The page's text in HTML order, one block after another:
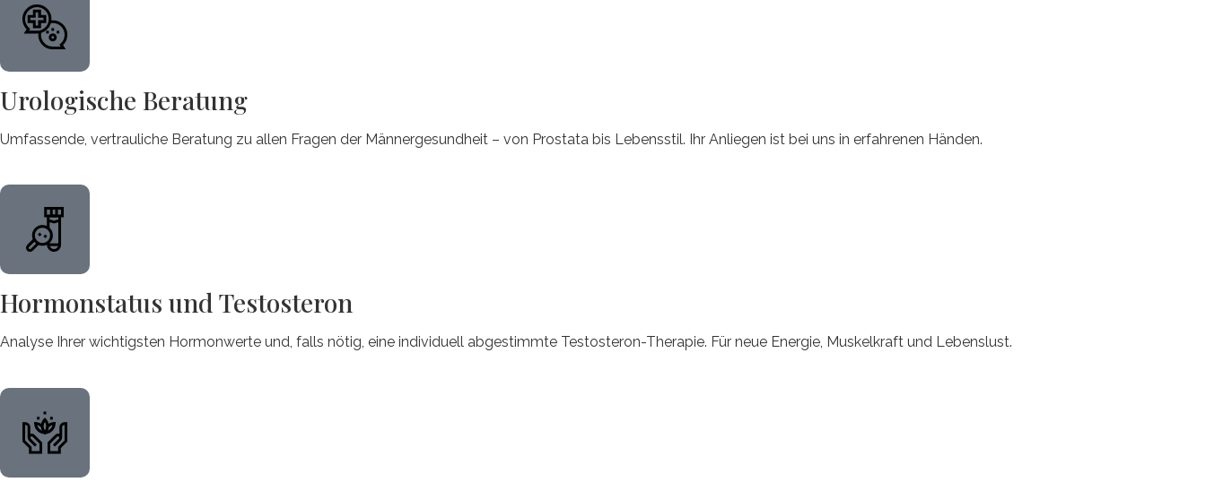
Urologische Beratung
Umfassende, vertrauliche Beratung zu allen Fragen der Männergesundheit – von Prostata bis Lebensstil. Ihr Anliegen ist bei uns in erfahrenen Händen.
Hormonstatus und Testosteron
Analyse Ihrer wichtigsten Hormonwerte und, falls nötig, eine individuell abgestimmte Testosteron-Therapie. Für neue Energie, Muskelkraft und Lebenslust.